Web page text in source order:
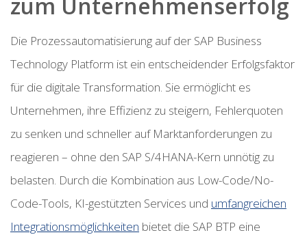
Die Prozessautomatisierung auf der SAP Business
Technology Platform ist ein entscheidender Erfolgsfaktor
für die digitale Transformation. Sie ermöglicht es
Unternehmen, ihre Effizienz zu steigern, Fehlerquoten
zu senken und schneller auf Marktanforderungen zu
reagieren – ohne den SAP S/4HANA-Kern unnötig zu
belasten. Durch die Kombination aus Low-Code/No-
Code-Tools, KI-gestützten Services und umfangreichen
Integrationsmöglichkeiten bietet die SAP BTP eine